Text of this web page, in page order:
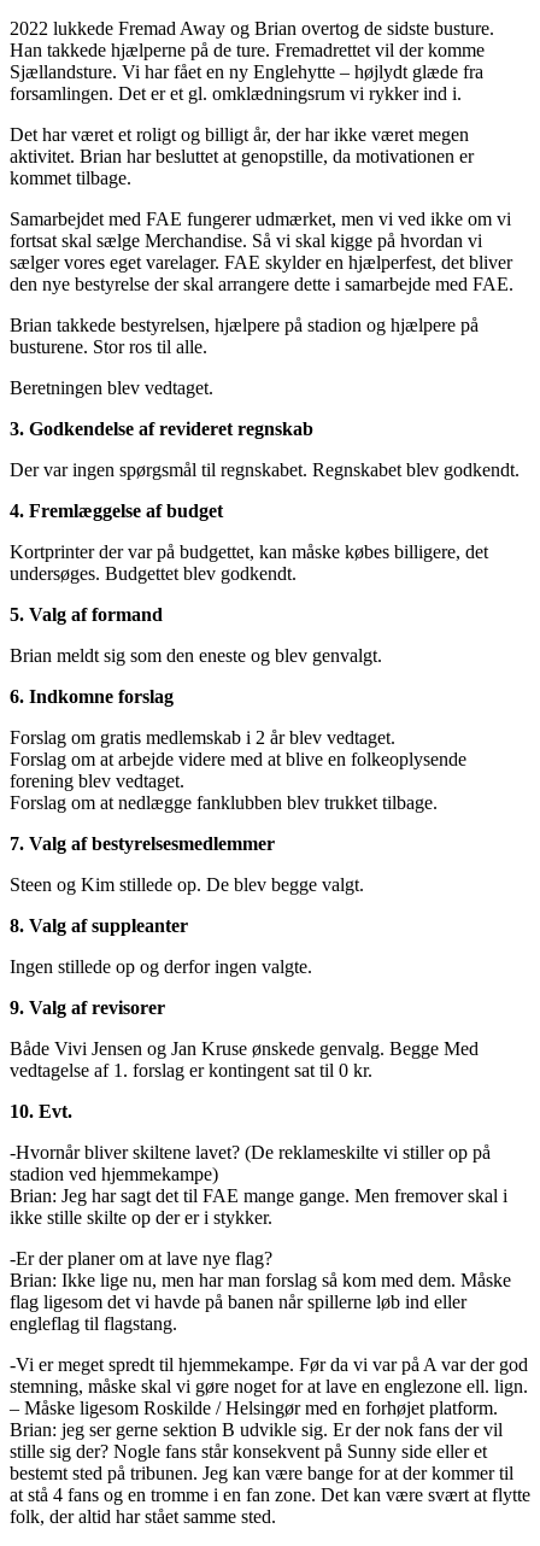
2022 lukkede Fremad Away og Brian overtog de sidste busture.
Han takkede hjælperne på de ture. Fremadrettet vil der komme
Sjællandsture. Vi har fået en ny Englehytte – højlydt glæde fra
forsamlingen. Det er et gl. omklædningsrum vi rykker ind i.
Det har været et roligt og billigt år, der har ikke været megen
aktivitet. Brian har besluttet at genopstille, da motivationen er
kommet tilbage.
Samarbejdet med FAE fungerer udmærket, men vi ved ikke om vi
fortsat skal sælge Merchandise. Så vi skal kigge på hvordan vi
sælger vores eget varelager. FAE skylder en hjælperfest, det bliver
den nye bestyrelse der skal arrangere dette i samarbejde med FAE.
Brian takkede bestyrelsen, hjælpere på stadion og hjælpere på
busturene. Stor ros til alle.
Beretningen blev vedtaget.
3. Godkendelse af revideret regnskab
Der var ingen spørgsmål til regnskabet. Regnskabet blev godkendt.
4. Fremlæggelse af budget
Kortprinter der var på budgettet, kan måske købes billigere, det
undersøges. Budgettet blev godkendt.
5. Valg af formand
Brian meldt sig som den eneste og blev genvalgt.
6. Indkomne forslag
Forslag om gratis medlemskab i 2 år blev vedtaget.
Forslag om at arbejde videre med at blive en folkeoplysende
forening blev vedtaget.
Forslag om at nedlægge fanklubben blev trukket tilbage.
7. Valg af bestyrelsesmedlemmer
Steen og Kim stillede op. De blev begge valgt.
8. Valg af suppleanter
Ingen stillede op og derfor ingen valgte.
9. Valg af revisorer
Både Vivi Jensen og Jan Kruse ønskede genvalg. Begge Med
vedtagelse af 1. forslag er kontingent sat til 0 kr.
10. Evt.
-Hvornår bliver skiltene lavet? (De reklameskilte vi stiller op på
stadion ved hjemmekampe)
Brian: Jeg har sagt det til FAE mange gange. Men fremover skal i
ikke stille skilte op der er i stykker.
-Er der planer om at lave nye flag?
Brian: Ikke lige nu, men har man forslag så kom med dem. Måske
flag ligesom det vi havde på banen når spillerne løb ind eller
engleflag til flagstang.
-Vi er meget spredt til hjemmekampe. Før da vi var på A var der god
stemning, måske skal vi gøre noget for at lave en englezone ell. lign.
– Måske ligesom Roskilde / Helsingør med en forhøjet platform.
Brian: jeg ser gerne sektion B udvikle sig. Er der nok fans der vil
stille sig der? Nogle fans står konsekvent på Sunny side eller et
bestemt sted på tribunen. Jeg kan være bange for at der kommer til
at stå 4 fans og en tromme i en fan zone. Det kan være svært at flytte
folk, der altid har stået samme sted.